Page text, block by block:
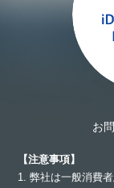
お
【注意事項】
1. 弊社は一般消費